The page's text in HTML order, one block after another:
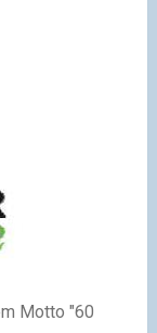
Motto "60